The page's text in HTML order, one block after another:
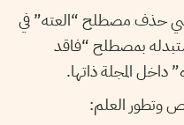
حذف مصطلح “العته” في
وأستبدله بمصطلح “فاقد
المجلة ذاتها.
وتطور العلم: